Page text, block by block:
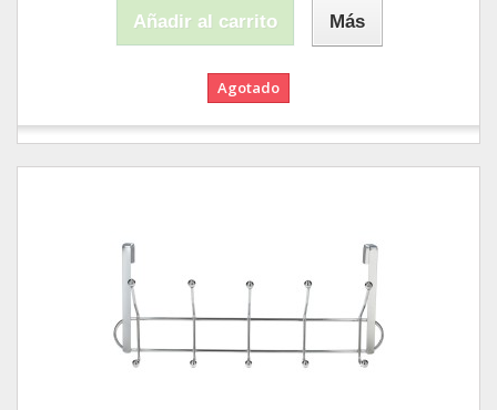
Añadir al carrito Más
Agotado